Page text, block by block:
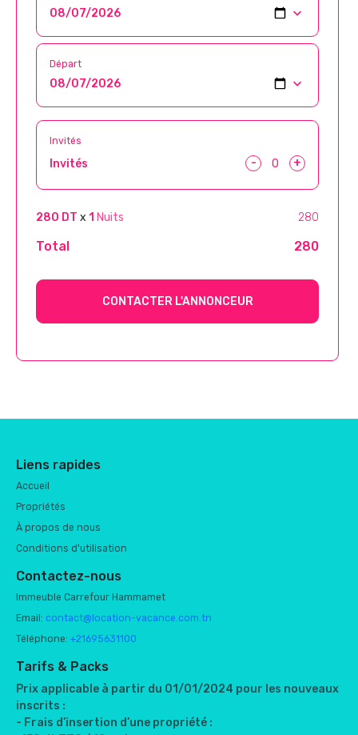
Départ
Invités
Invités - +
280 DT x 1 Nuits 280
Total 280
CONTACTER L'ANNONCEUR
Liens rapides
Accueil
Propriétés
À propos de nous
Conditions d'utilisation
Contactez-nous
Immeuble Carrefour Hammamet
Email: contact@location-vacance.com.tn
Téléphone: +21695631100
Tarifs & Packs
Prix applicable à partir du 01/01/2024 pour les nouveaux
inscrits :
- Frais d’insertion d’une propriété :